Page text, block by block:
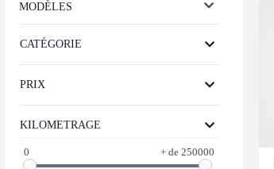
MODÈLES
CATÉGORIE
PRIX
KILOMETRAGE
0 + de 250000